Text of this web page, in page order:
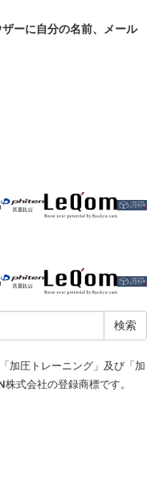
ーに自分の名前、メール
加圧トレーニング」及び「加
式会社の登録商標です。